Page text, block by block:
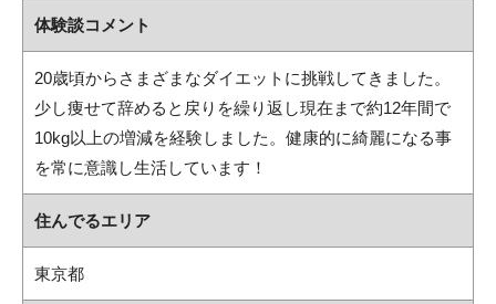
体験談コメント
20歳頃からさまざまなダイエットに挑戦してきました。
少し痩せて辞めると戻りを繰り返し現在まで約12年間で
10kg以上の増減を経験しました。健康的に綺麗になる事
を常に意識し生活しています！
住んでるエリア
東京都